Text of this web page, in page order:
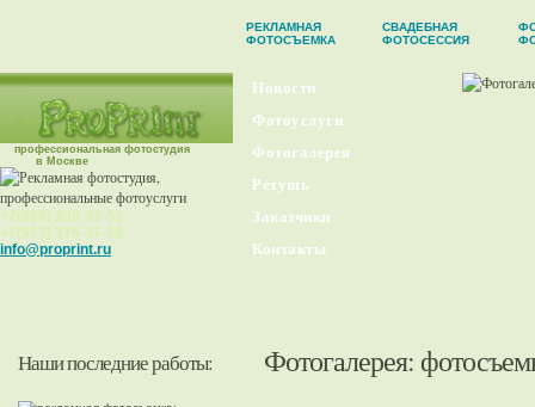
РЕКЛАМНАЯ
ФОТОСЪЕМКА
СВАДЕБНАЯ
ФОТОСЕССИЯ
профессиональная фотостудия
в Москве
+7(926) 230-32-51
+7(977) 379-37-29
info@proprint.ru
Новости
Фотоуслуги
Фотогалерея
Ретушь
Заказчики
Контакты
Наши последние работы: Фотогалерея: